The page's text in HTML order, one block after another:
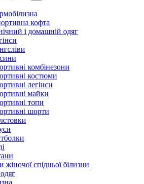
кофта
і домашній одяг
комбінезони
костюми
легінси
майки
топи
шорти
жіночої спідньої білизни